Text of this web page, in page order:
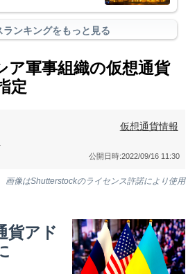
ランキングをもっと見る
ア軍事組織の仮想通貨
定
仮想通貨情報
公開日時:2022/09/16 11:30
画像はShutterstockのライセンス許諾により使用
貨アド